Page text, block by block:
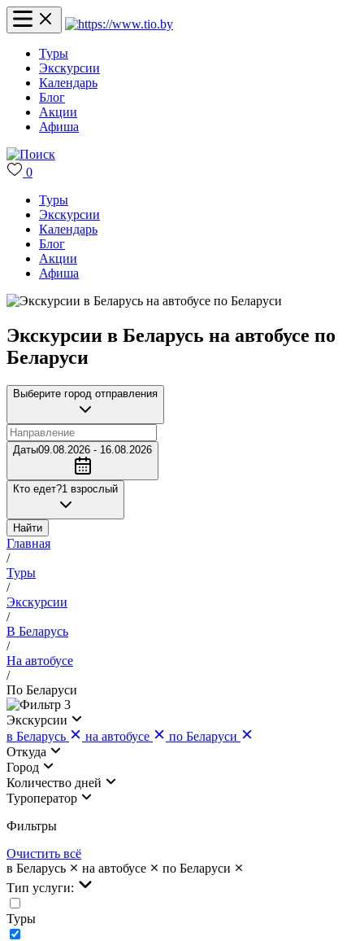
Туры
Экскурсии
Календарь
Блог
Акции
Афиша
0
Туры
Экскурсии
Календарь
Блог
Акции
Афиша
Экскурсии в Беларусь на автобусе по
Беларуси
Выберите город отправления
Даты09.08.2026 - 16.08.2026
Кто едет?1 взрослый
Найти
Главная
/
Туры
/
Экскурсии
/
В Беларусь
/
На автобусе
/
По Беларуси
3
Экскурсии
в Беларусь
на автобусе
по Беларуси
Откуда
Город
Количество дней
Туроператор
Фильтры
Очистить всё
в Беларусь
на автобусе
по Беларуси
Тип услуги:
Туры